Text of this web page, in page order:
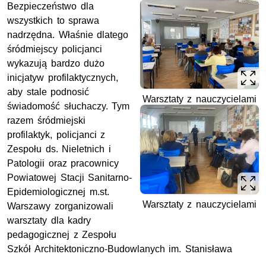
Warsztaty z nauczycielami
Warsztaty z nauczycielami
Bezpieczeństwo dla
wszystkich to sprawa
nadrzędna. Właśnie dlatego
śródmiejscy policjanci
wykazują bardzo dużo
inicjatyw profilaktycznych,
aby stale podnosić
świadomość słuchaczy. Tym
razem śródmiejski
profilaktyk, policjanci z
Zespołu ds. Nieletnich i
Patologii oraz pracownicy
Powiatowej Stacji Sanitarno-
Epidemiologicznej m.st.
Warszawy zorganizowali
warsztaty dla kadry
pedagogicznej z Zespołu
Szkół Architektoniczno-Budowlanych im. Stanisława